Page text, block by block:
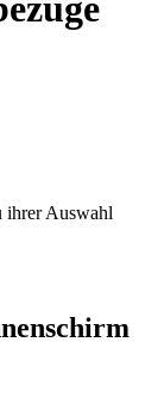
ihrer Auswahl